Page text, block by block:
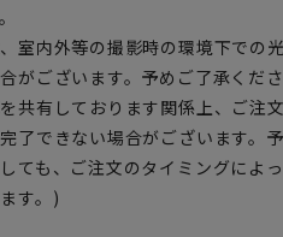
室内外等の撮影時の環境下での
がございます。予めご了承くださ
共有しております関係上、ご注
了できない場合がございます。
ても、ご注文のタイミングによ
す。)